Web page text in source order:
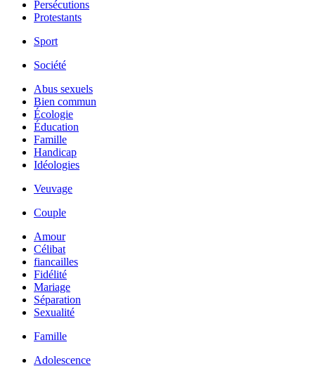
Persécutions
Protestants
Sport
Société
Abus sexuels
Bien commun
Écologie
Éducation
Famille
Handicap
Idéologies
Veuvage
Couple
Amour
Célibat
fiancailles
Fidélité
Mariage
Séparation
Sexualité
Famille
Adolescence